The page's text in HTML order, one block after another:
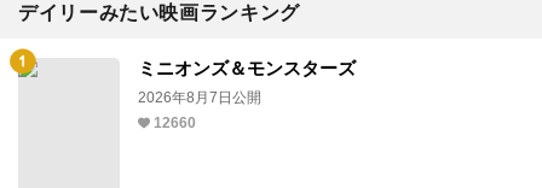
デイリーみたい映画ランキング
ミニオンズ＆モンスターズ
2026年8月7日公開
12660